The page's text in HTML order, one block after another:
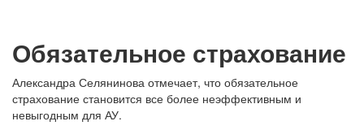
Обязательное страхование
Александра Селянинова отмечает, что обязательное
страхование становится все более неэффективным и
невыгодным для АУ.